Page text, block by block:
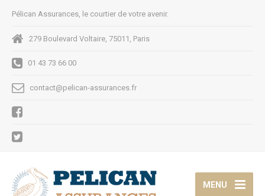
Pélican Assurances, le courtier de votre avenir.
279 Boulevard Voltaire, 75011, Paris
01 43 73 66 00
contact@pelican-assurances.fr
MENU